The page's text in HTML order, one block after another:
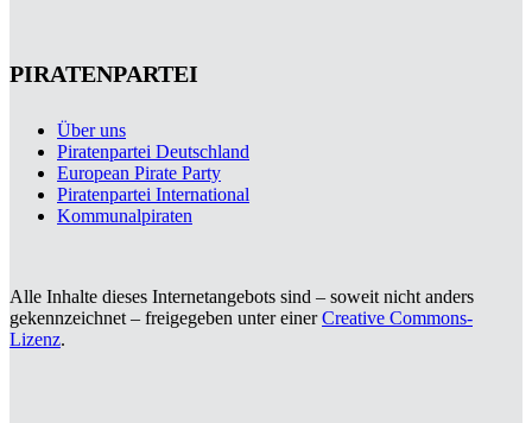
PIRATENPARTEI
Über uns
Piratenpartei Deutschland
European Pirate Party
Piratenpartei International
Kommunalpiraten
Alle Inhalte dieses Internetangebots sind – soweit nicht anders
gekennzeichnet – freigegeben unter einerCreative Commons-
Lizenz.